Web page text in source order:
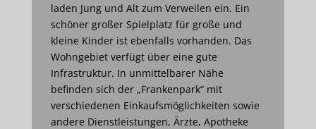
laden Jung und Alt zum Verweilen ein. Ein
schöner großer Spielplatz für große und
kleine Kinder ist ebenfalls vorhanden. Das
Wohngebiet verfügt über eine gute
Infrastruktur. In unmittelbarer Nähe
befinden sich der „Frankenpark“ mit
verschiedenen Einkaufsmöglichkeiten sowie
andere Dienstleistungen, Ärzte, Apotheke